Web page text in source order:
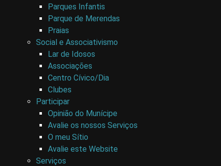
Parques Infantis
Parque de Merendas
Praias
Social e Associativismo
Lar de Idosos
Associações
Centro Cívico/Dia
Clubes
Participar
Opinião do Munícipe
Avalie os nossos Serviços
O meu Sítio
Avalie este Website
Serviços